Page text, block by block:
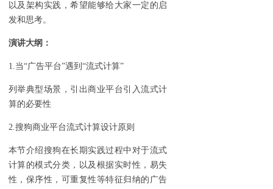
以及架构实践，希望能够给大家一定的启
发和思考。
演讲大纲：
1.当“广告平台”遇到“流式计算”
列举典型场景，引出商业平台引入流式计
算的必要性
2.搜狗商业平台流式计算设计原则
本节介绍搜狗在长期实践过程中对于流式
计算的模式分类，以及根据实时性，易失
性，保序性，可重复性等特征归纳的广告